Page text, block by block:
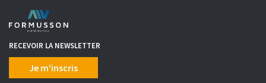
RECEVOIR LA NEWSLETTER
Je m'inscris